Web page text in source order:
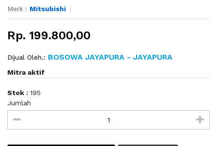
Merk : Mitsubishi
Rp. 199.800,00
Dijual Oleh.: BOSOWA JAYAPURA - JAYAPURA
Mitra aktif
Stok : 195
Jumlah